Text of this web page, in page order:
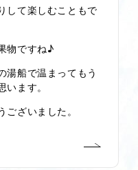
して楽しむこともで
物ですね♪
湯船で温まってもう
ます。
ざいました。